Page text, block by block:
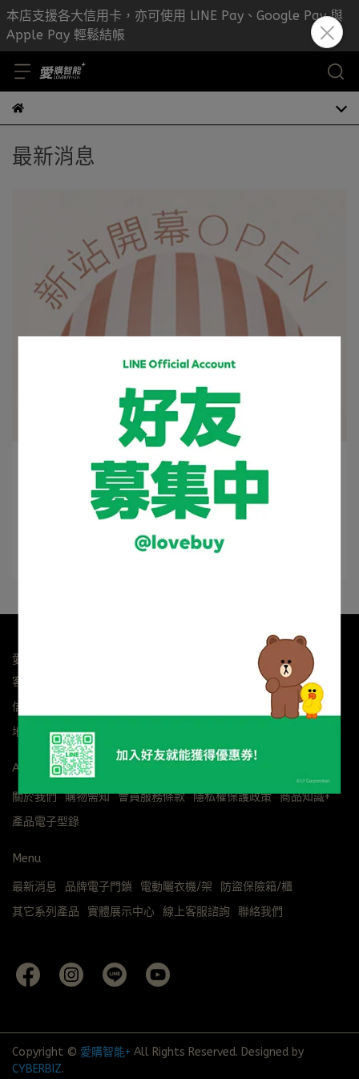
本店支援各大信用卡，亦可使用 LINE Pay、Google Pay 與
Apple Pay 輕鬆結帳
最新消息
LoveBuy愛購官網全新改版上線！
LoveBuy 愛購官方網站全新改版 上線！ 為了提倡購物品
愛購資訊科技有限公司 統編24239572
客服專線：0800-364-555(限市話)
信箱：lovebuy@kimo.com
地址：桃園市八德區豐田路302號
About us
關於我們 購物需知 會員服務條款 隱私權保護政策 商品知識+
產品電子型錄
Menu
最新消息 品牌電子門鎖 電動曬衣機/架
防盜保險箱/櫃
其它系列產品
實體展示中心 線上客服諮詢 聯絡我們
Copyright © 愛購智能+ All Rights Reserved. Designed by
CYBERBIZ.